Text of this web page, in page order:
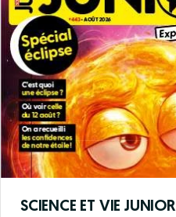
SCIENCE ET VIE JUNIOR